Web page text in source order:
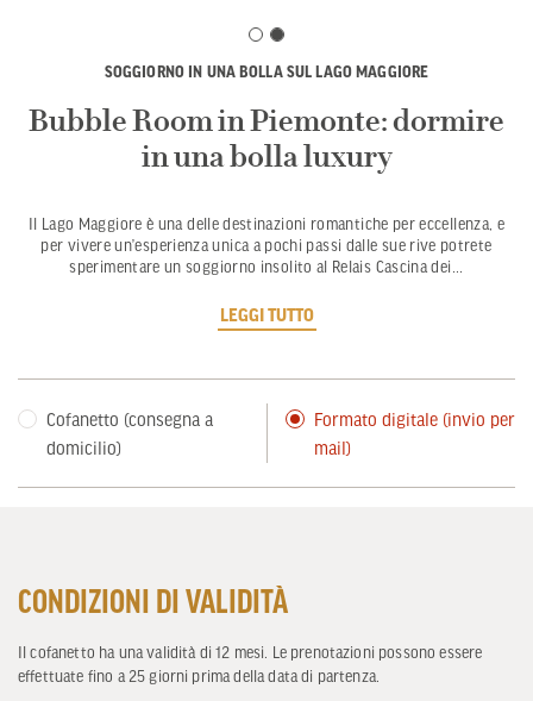
SOGGIORNO IN UNA BOLLA SUL LAGO MAGGIORE
Bubble Room in Piemonte: dormire
in una bolla luxury
Il Lago Maggiore è una delle destinazioni romantiche per eccellenza, e
per vivere un’esperienza unica a pochi passi dalle sue rive potrete
sperimentare un soggiorno insolito al Relais Cascina dei
LEGGI TUTTO
Cofanetto (consegna a
domicilio)
Formato digitale (invio per
mail)
CONDIZIONI DI VALIDITÀ
Il cofanetto ha una validità di 12 mesi. Le prenotazioni possono essere
effettuate fino a 25 giorni prima della data di partenza.